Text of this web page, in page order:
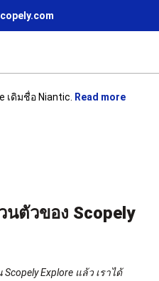
เดิมชื่อ Niantic. Read more
นตัวของ Scopely
Explore แล้ว เราได้